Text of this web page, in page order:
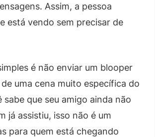
Assim, a pessoa
está vendo sem precisar de
é não enviar um blooper
uma cena muito específica do
sabe que seu amigo ainda não
já assistiu, isso não é um
para quem está chegando